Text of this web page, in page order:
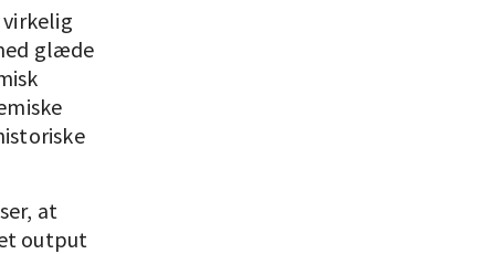
glæde
at
output